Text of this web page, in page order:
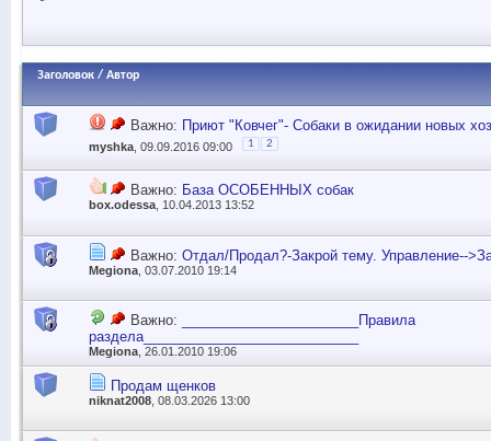
Заголовок / Автор
Важно: Приют "Ковчег"- Собаки в ожидании новых
myshka , 09.09.2016 09:00 1 2
Важно: База ОСОБЕННЫХ собак
box.odessa, 10.04.2013 13:52
Важно: Отдал/Продал?-Закрой тему. Управление--
Megiona , 03.07.2010 19:14
Важно:
_______________________Правила
раздела____________________________
Megiona, 26.01.2010 19:06
Продам щенков
niknat2008 , 08.03.2026 13:00